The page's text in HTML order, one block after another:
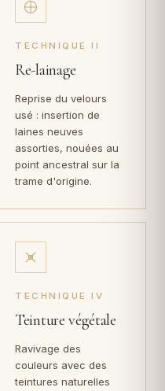
TECHNIQUE II
Re-lainage
Reprise du velours
usé : insertion de
laines neuves
assorties, nouées au
point ancestral sur la
trame d'origine.
TECHNIQUE IV
Teinture végétale
Ravivage des
couleurs avec des
teintures naturelles